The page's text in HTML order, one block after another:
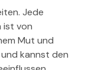
Jede
ist von
Mut und
kannst den